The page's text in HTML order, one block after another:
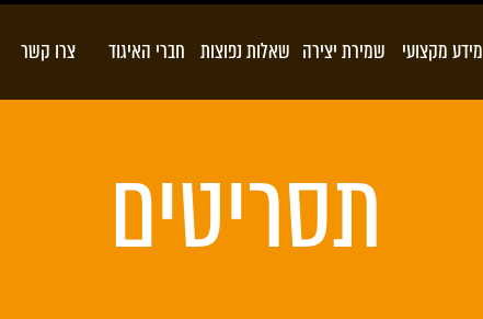
מידע מקצועי שמירת יצירה שאלות נפוצות חברי האיגוד צרו קשר
תסריטים